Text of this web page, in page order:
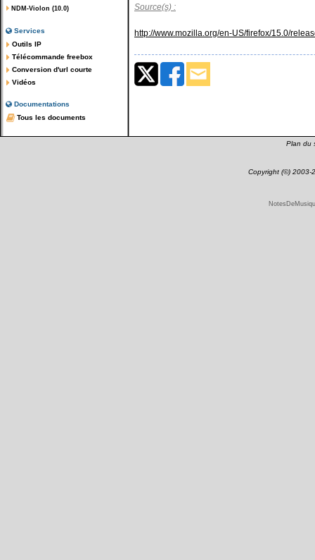
NDM-Violon (10.0)
Services
Outils IP
Télécommande freebox
Conversion d'url courte
Vidéos
Documentations
Tous les documents
Source(s) :
http://www.mozilla.org/en-US/firefox/15.0/
Plan du
Copyright (©) 2003-